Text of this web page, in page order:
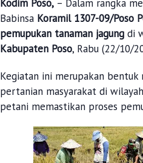
Kodim Poso, – Dalam rangka
Babinsa Koramil 1307-09/Poso
pemupukan tanaman jagung di
Kabupaten Poso, Rabu (22/10/
Kegiatan ini merupakan
pertanian masyarakat di
petani memastikan proses